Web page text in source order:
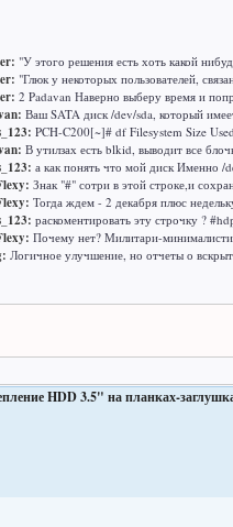
"У этого решения есть хоть какой
"Глюк у некоторых пользователей,
2 Padavan Наверно выберу время и
Ваш SATA диск /dev/sda, который
PCH-C200[~]# df Filesystem Size
В утилзах есть blkid, выводит все
а как понять что мой диск Именно /
Знак "#" сотри в этой строке,и
Тогда ждем - 2 декабря плюс
раскоментировать эту строчку ?
Почему нет? Милитари-
Логичное улучшение, но отчеты о